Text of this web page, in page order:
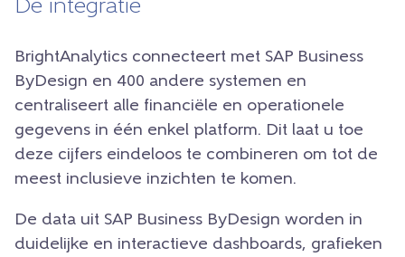
De integratie
BrightAnalytics connecteert met SAP Business
ByDesign en 400 andere systemen en
centraliseert alle financiële en operationele
gegevens in één enkel platform. Dit laat u toe
deze cijfers eindeloos te combineren om tot de
meest inclusieve inzichten te komen.
De data uit SAP Business ByDesign worden in
duidelijke en interactieve dashboards, grafieken